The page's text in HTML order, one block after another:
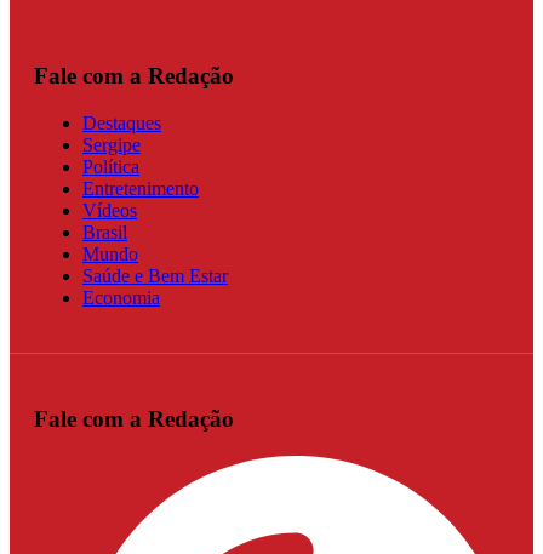
Fale com a Redação
Destaques
Sergipe
Política
Entretenimento
Vídeos
Brasil
Mundo
Saúde e Bem Estar
Economia
Fale com a Redação